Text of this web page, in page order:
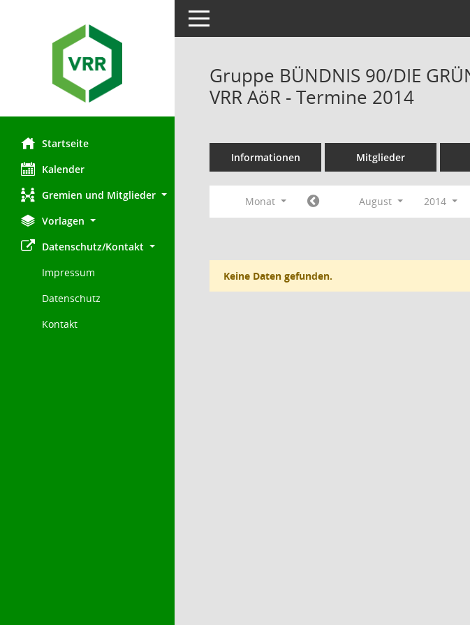
Startseite
Kalender
Gremien und Mitglieder
Vorlagen
Datenschutz/Kontakt
Impressum
Datenschutz
Kontakt
Toggle navigation
Gruppe BÜNDNIS 90/DIE
VRR AöR - Termine 2014
Informationen Mitglieder
Monat August 2014
Keine Daten gefunden.